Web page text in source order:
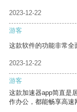
2023-12-22
游客
这款软件的功能非常全
2023-12-22
游客
这款加速器app简直是
作办公，都能畅享高速